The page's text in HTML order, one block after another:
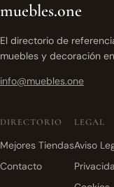
muebles.one
El directorio de
muebles y decoración
info@muebles.one
DIRECTORIO
Mejores Tiendas
Contacto
LEGAL
Aviso